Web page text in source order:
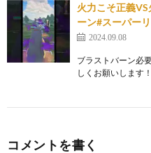
火力こそ正義
ーン#スーパー
2024.09.08
ブラストバーン必
しくお願いします
コメントを書く